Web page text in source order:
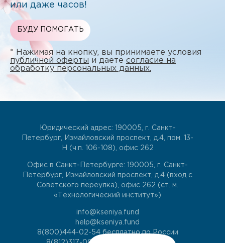
или даже часов!
БУДУ ПОМОГАТЬ
* Нажимая на кнопку, вы принимаете условия
публичной оферты и даете согласие на
обработку персональных данных.
Юридический адрес: 190005, г. Санкт-
Петербург, Измайловский проспект, д.4, пом. 13-
Н (ч.п. 106-108), офис 262
Офис в Санкт-Петербурге: 190005, г. Санкт-
Петербург, Измайловский проспект, д.4 (вход с
Советского переулка), офис 262 (ст. м.
«Технологический институт»)
info@kseniya.fund
help@kseniya.fund
8(800)444-02-54бесплатно по России